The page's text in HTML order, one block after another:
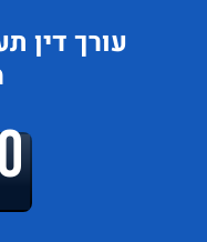
עורך דין